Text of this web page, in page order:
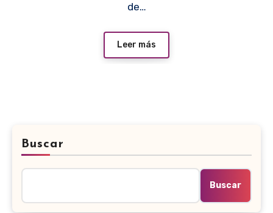
de…
Leer más
Buscar
Buscar